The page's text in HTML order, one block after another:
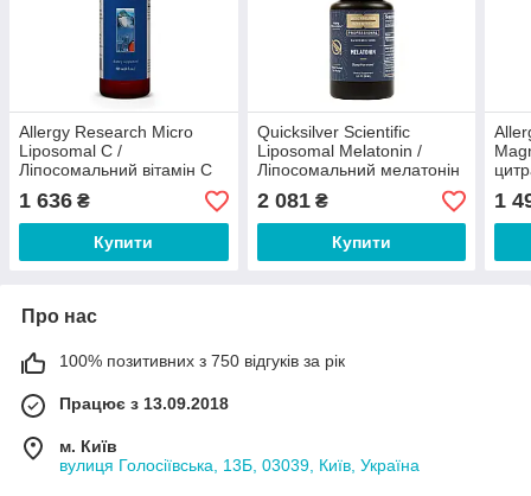
Allergy Research Micro
Liposomal C /
Ліпосомальний вітамін С
120 мл
1 636 ₴
Купити
Quicksilver Scientific
Liposomal Melatonin /
Ліпосомальний мелатонін
4 мг 30 мл
2 081₴
Купити
1
Про нас
100% позитивних з 750 відгуків за рік
Працює з 13.09.2018
м. Київ
вулиця Голосіївська, 13Б, 03039, Київ, Україна